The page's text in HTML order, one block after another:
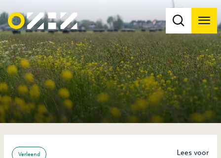
Lees voor
Verleend